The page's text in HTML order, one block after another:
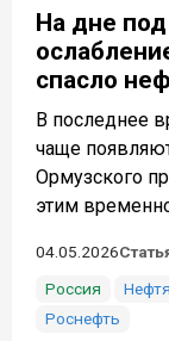
На дне
спасло
В последнее
чаще
Ормузского
этим
04.05.2026
Россия
Роснефть